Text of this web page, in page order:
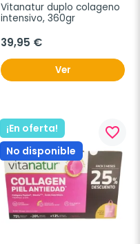
Vitanatur duplo colageno
intensivo, 360gr
39,95 €
Ver
¡En oferta!
No disponible
favorite_border